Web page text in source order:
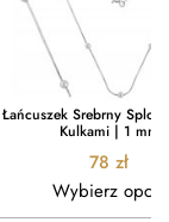
Łańcuszek Srebrny Splot
Kulkami | 1 mm
78 zł
Wybierz opcje